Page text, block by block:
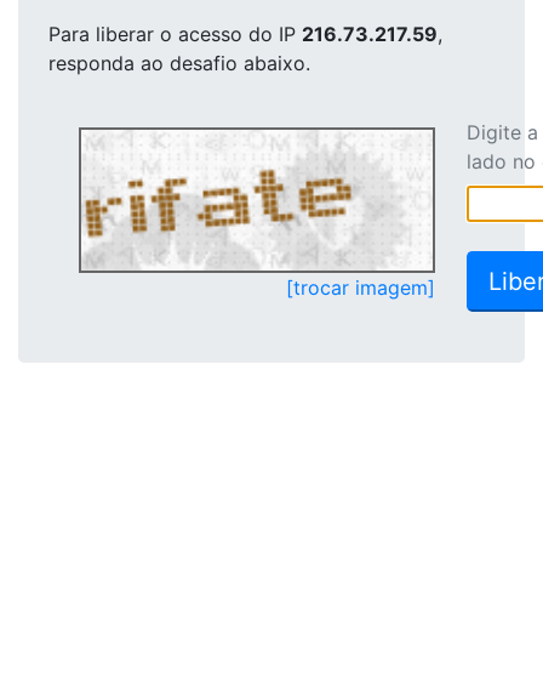
Para liberar o acesso do IP 216.73.217.59,
responda ao desafio abaixo.
[trocar imagem]
Digite
lado no